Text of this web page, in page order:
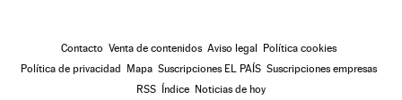
Contacto Venta de contenidos Aviso legal Política cookies
Política de privacidad Mapa Suscripciones EL PAÍS Suscripciones empresas
RSS Índice Noticias de hoy